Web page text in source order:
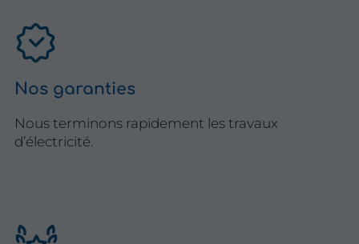
Nos garanties
Nous terminons rapidement les travaux
d’électricité.